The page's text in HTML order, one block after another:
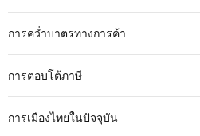
การคว่ำบาตรทางการค้า
การตอบโต้ภาษี
การเมืองไทยในปัจจุบัน